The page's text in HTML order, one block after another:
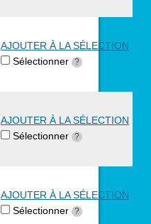
AJOUTER À LA SÉLECTION
Sélectionner ?
AJOUTER À LA SÉLECTION
Sélectionner ?
AJOUTER À LA SÉLECTION
Sélectionner ?